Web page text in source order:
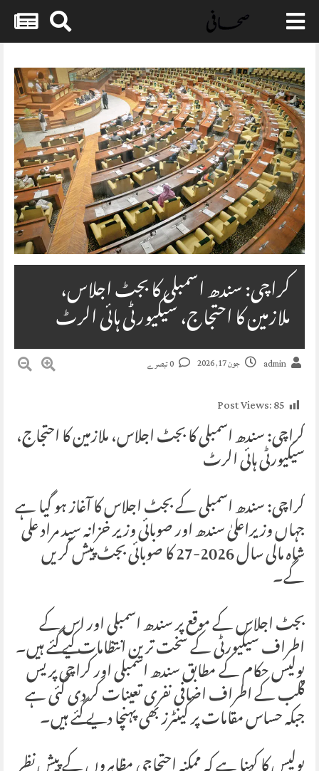
Skip
content
کراچی: سندھ اسمبلی کا بجٹ اجلاس،
ملازمین کا احتجاج، سیکیورٹی ہائی الرٹ
admin جون 17, 2026
Post Views:85
کراچی: سندھ اسمبلی کا بجٹ اجلاس، ملازمین کا احتجاج،
سیکیورٹی ہائی الرٹ
کراچی: سندھ اسمبلی کے بجٹ اجلاس کا آغاز ہو گیا ہے
جہاں وزیراعلیٰ سندھ اور صوبائی وزیر خزانہ سید مراد علی
شاہ مالی سال 2026-27 کا صوبائی بجٹ پیش کریں
گے۔
بجٹ اجلاس کے موقع پر سندھ اسمبلی اور اس کے
اطراف سیکیورٹی کے سخت ترین انتظامات کیے گئے ہیں۔
پولیس حکام کے مطابق سندھ اسمبلی اور کراچی پریس
کلب کے اطراف اضافی نفری تعینات کر دی گئی ہے
جبکہ حساس مقامات پر کینٹرز بھی پہنچا دیے گئے ہیں۔